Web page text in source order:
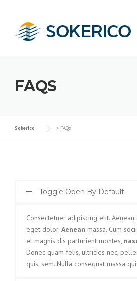
content
FAQS
Sokerico > FAQs
Toggle Open By Default
Consectetuer adipiscing elit.
eget dolor. Aenean massa. Cum
et magnis dis parturient montes,
Donec quam felis, ultricies nec,
quis, sem. Nulla consequat massa